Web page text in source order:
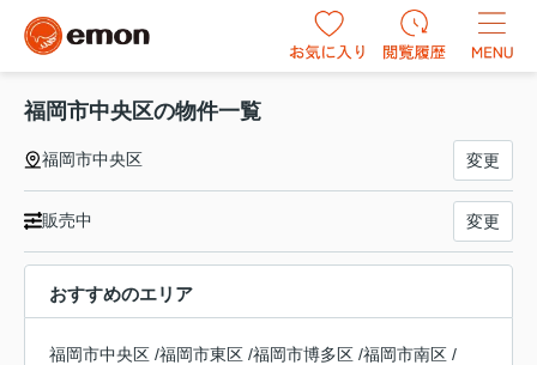
福岡市中央区の物件一覧
福岡市中央区 変更
販売中 変更
おすすめのエリア
福岡市中央区 /福岡市東区 /福岡市博多区 /福岡市南区 /